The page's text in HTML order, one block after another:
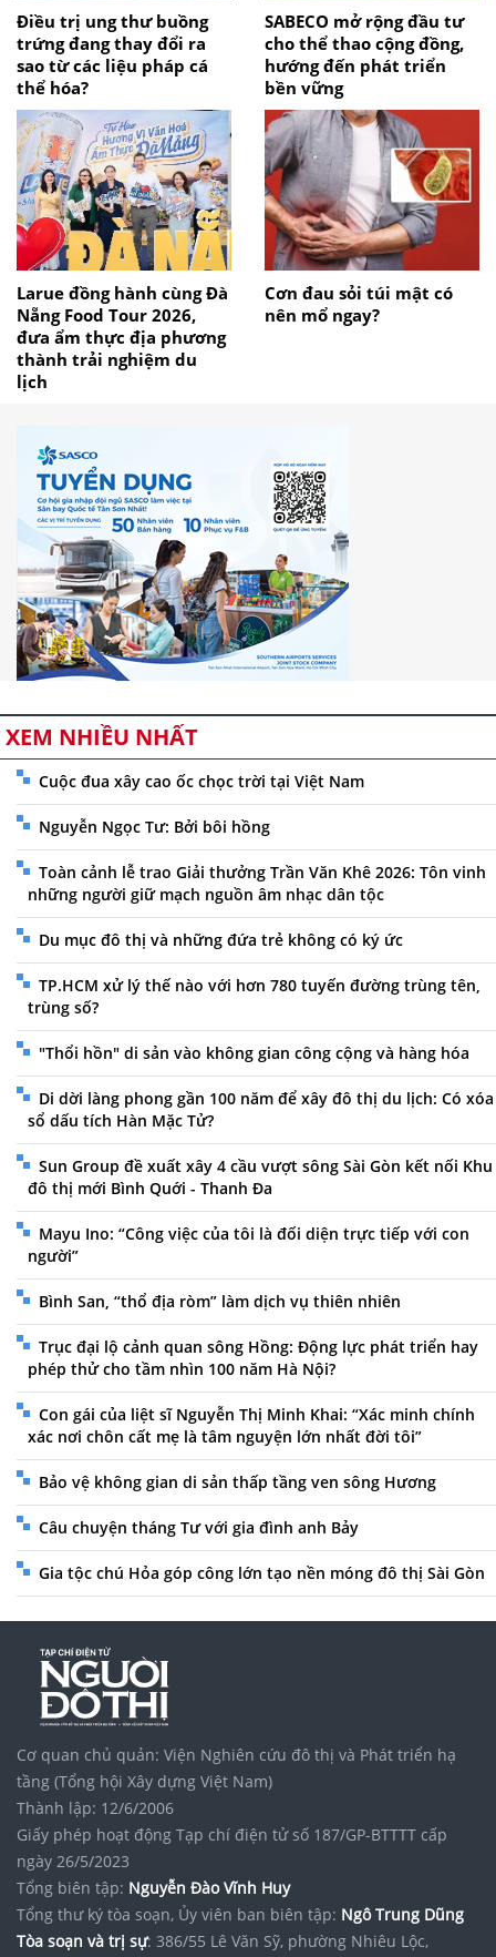
Điều trị ung thư buồng
trứng đang thay đổi ra
sao từ các liệu pháp cá
thể hóa?
SABECO mở rộng đầu tư
cho thể thao cộng đồng,
hướng đến phát triển
bền vững
Larue đồng hành cùng Đà
Nẵng Food Tour 2026,
đưa ẩm thực địa phương
thành trải nghiệm du
lịch
Cơn đau sỏi túi mật có
nên mổ ngay?
XEM NHIỀU NHẤT
Cuộc đua xây cao ốc chọc trời tại Việt Nam
Nguyễn Ngọc Tư: Bởi bôi hồng
Toàn cảnh lễ trao Giải thưởng Trần Văn Khê 2026: Tôn vinh
những người giữ mạch nguồn âm nhạc dân tộc
Du mục đô thị và những đứa trẻ không có ký ức
TP.HCM xử lý thế nào với hơn 780 tuyến đường trùng tên,
trùng số?
"Thổi hồn" di sản vào không gian công cộng và hàng hóa
Di dời làng phong gần 100 năm để xây đô thị du lịch: Có xóa
sổ dấu tích Hàn Mặc Tử?
Sun Group đề xuất xây 4 cầu vượt sông Sài Gòn kết nối Khu
đô thị mới Bình Quới - Thanh Đa
Mayu Ino: “Công việc của tôi là đối diện trực tiếp với con
người”
Bình San, “thổ địa ròm” làm dịch vụ thiên nhiên
Trục đại lộ cảnh quan sông Hồng: Động lực phát triển hay
phép thử cho tầm nhìn 100 năm Hà Nội?
Con gái của liệt sĩ Nguyễn Thị Minh Khai: “Xác minh chính
xác nơi chôn cất mẹ là tâm nguyện lớn nhất đời tôi”
Bảo vệ không gian di sản thấp tầng ven sông Hương
Câu chuyện tháng Tư với gia đình anh Bảy
Gia tộc chú Hỏa góp công lớn tạo nền móng đô thị Sài Gòn
Cơ quan chủ quản: Viện Nghiên cứu đô thị và Phát triển hạ
tầng (Tổng hội Xây dựng Việt Nam)
Thành lập: 12/6/2006
Giấy phép hoạt động Tạp chí điện tử số 187/GP-BTTTT cấp
ngày 26/5/2023
Tổng biên tập: Nguyễn Đào Vĩnh Huy
Tổng thư ký tòa soạn, Ủy viên ban biên tập: Ngô Trung Dũng
Tòa soạn và trị sự: 386/55 Lê Văn Sỹ, phường Nhiêu Lộc,